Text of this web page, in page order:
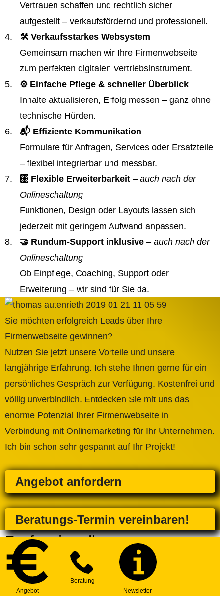
Vertrauen schaffen und rechtlich sicher
aufgestellt – verkaufsfördernd und professionell.
🛠️ Verkaufsstarkes Websystem
Gemeinsam machen wir Ihre Firmenwebseite
zum perfekten digitalen Vertriebsinstrument.
⚙️ Einfache Pflege & schneller Überblick
Inhalte aktualisieren, Erfolg messen – ganz ohne
technische Hürden.
📬 Effiziente Kommunikation
Formulare für Anfragen, Services oder Ersatzteile
– flexibel integrierbar und messbar.
🎛️ Flexible Erweiterbarkeit – auch nach der
Onlineschaltung
Funktionen, Design oder Layouts lassen sich
jederzeit mit geringem Aufwand anpassen.
🤝 Rundum-Support inklusive – auch nach der
Onlineschaltung
Ob Einpflege, Coaching, Support oder
Erweiterung – wir sind für Sie da.
Sie möchten erfolgreich Leads über Ihre
Firmenwebseite gewinnen?
Nutzen Sie jetzt unsere Vorteile und unsere
langjährige Erfahrung. Ich stehe Ihnen gerne für ein
persönliches Gespräch zur Verfügung. Kostenfrei und
völlig unverbindlich. Entdecken Sie mit uns das
enorme Potenzial Ihrer Firmenwebseite in
Verbindung mit Onlinemarketing für Ihr Unternehmen.
Ich bin schon sehr gespannt auf Ihr Projekt!
Angebot anfordern
Beratungs-Termin vereinbaren!
Professionelle
Firmenwebseite erstellen
lassen - Weitere